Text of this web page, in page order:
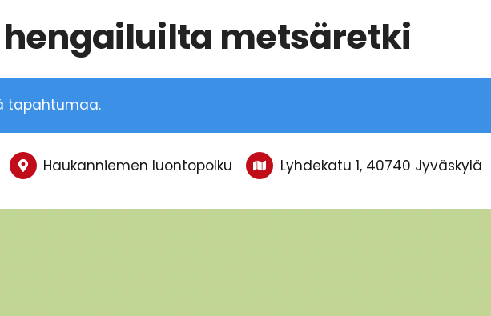
metsäretki
tapahtumaa.
Haukanniemen luontopolku Lyhdekatu 1, 40740 Jyväskylä